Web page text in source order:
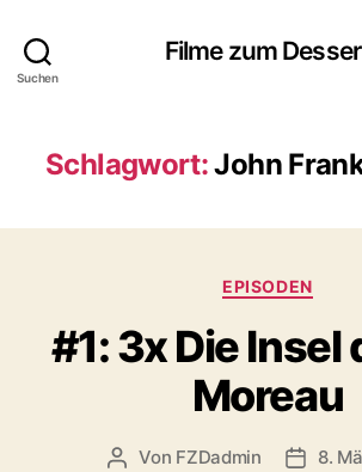
Suchen
Filme zum
Schlagwort:John
Kategorien
EPISODEN
#1: 3x Die Insel
Moreau
Beitragsautor
Von FZDadmin
8.